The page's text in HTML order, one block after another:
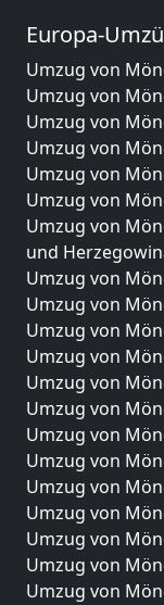
Europa-
Umzug von
Umzug von
Umzug von
Umzug von
Umzug von
Umzug von
Umzug von
und
Umzug von
Umzug von
Umzug von
Umzug von
Umzug von
Umzug von
Umzug von
Umzug von
Umzug von
Umzug von
Umzug von
Umzug von
Umzug von